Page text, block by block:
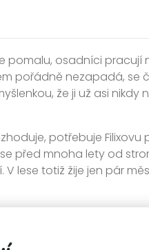
pomalu, osadníci pracují
pořádně nezapadá, se
že ji už asi nikdy
potřebuje Filixovu
před mnoha lety od
V lese totiž žije jen pár
Jak je s novousedlíky
mají zrádce?